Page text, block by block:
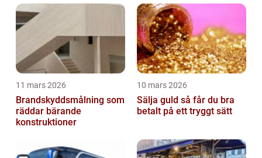
11 mars 2026
Brandskyddsmålning som
räddar bärande
konstruktioner
10 mars 2026
Sälja guld så får du bra
betalt på ett tryggt sätt